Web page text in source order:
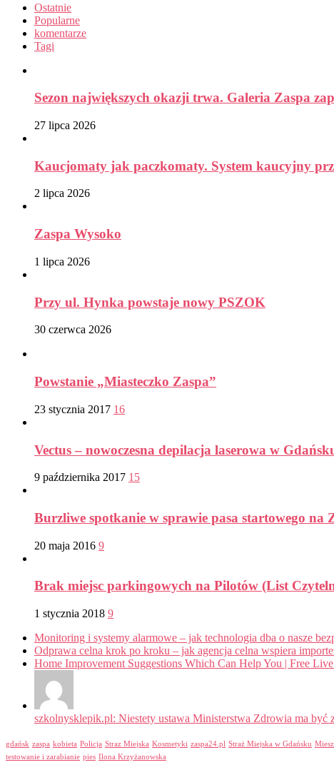
Ostatnie
Popularne
komentarze
Tagi
Sezon największych okazji trwa. Galeria Zaspa
27 lipca 2026
Kaucjomaty jak paczkomaty. System kaucyjny
2 lipca 2026
Zaspa Wysoko
1 lipca 2026
Przy ul. Hynka powstaje nowy PSZOK
30 czerwca 2026
Powstanie „Miasteczko Zaspa”
23 stycznia 2017 16
Vectus – nowoczesna depilacja laserowa w
9 października 2017 15
Burzliwe spotkanie w sprawie pasa startowego na
20 maja 2016 9
Brak miejsc parkingowych na Pilotów (List
1 stycznia 2018 9
Monitoring i systemy alarmowe – jak technologia dba o nasze
Odprawa celna krok po kroku – jak agencja celna wspiera
Home Improvement Suggestions Which Can Help You | Free
szkolnysklepik.pl: Niestety ustawa Ministerstwa Zdrowia ma być
gdańsk zaspa kobieta Policja Straz Miejska Kosmetyki zaspa24.pl Straż Miejska w Gdańsku
testowanie i zarabianie pies Ilona Krzyżanowska